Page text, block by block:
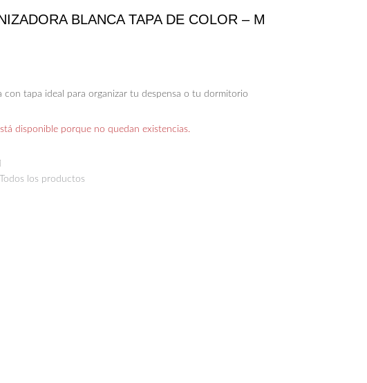
BLANCA TAPA DE COLOR – M
con tapa ideal para organizar tu despensa o tu dormitorio
disponible porque no quedan existencias.
Todos los productos